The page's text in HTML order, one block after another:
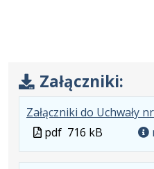
Załączniki:
Załączniki do Uchwały
Plik
pdf 716 kB